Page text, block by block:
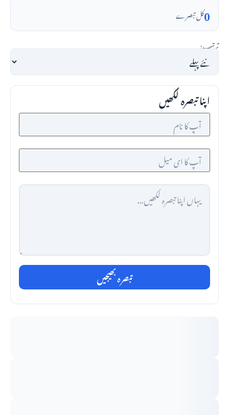
0کل تبصرے
ترتیب:
اپنا تبصرہ لکھیں
تبصرہ بھیجیں